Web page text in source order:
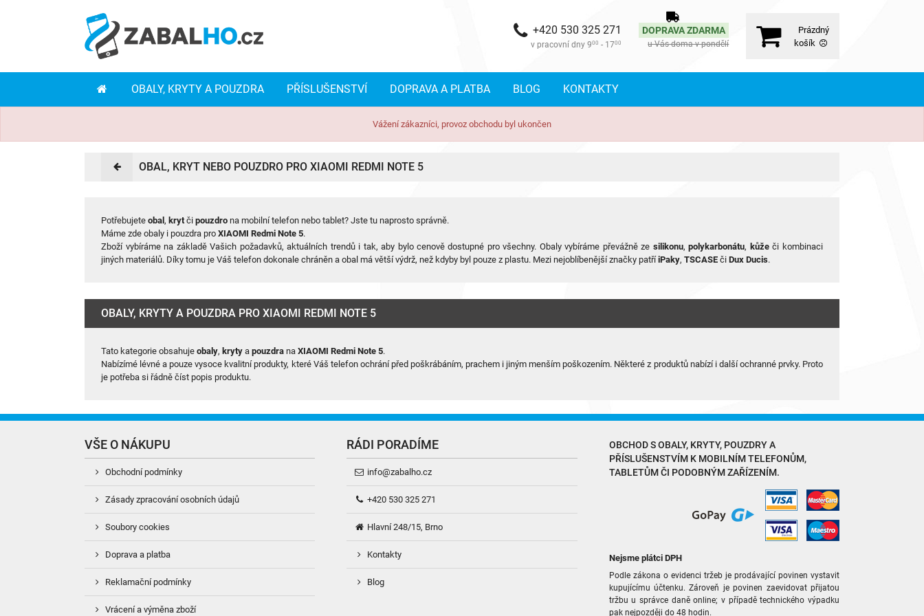
Prázdný
košík
DOPRAVA ZDARMA
u Vás doma v pondělí
+420 530 325 271
v pracovní dny 900 - 1700
OBALY, KRYTY A POUZDRA PŘÍSLUŠENSTVÍ DOPRAVA A PLATBA BLOG KONTAKTY
Vážení zákazníci, provoz obchodu byl ukončen
OBAL, KRYT NEBO POUZDRO PRO XIAOMI REDMI NOTE 5
Potřebujeteobal , kryt čipouzdro na mobilní telefon nebo tablet? Jste tu naprosto správně.
Máme zde obaly i pouzdra proXIAOMI Redmi Note 5.
Zboží vybíráme na základě Vašich požadavků, aktuálních trendů i tak, aby bylo cenově dostupné pro všechny. Obaly vybíráme převážně ze silikonu,polykarbonátu, kůžeči kombinaci
jiných materiálů. Díky tomu je Váš telefon dokonale chráněn a obal má větší výdrž, než kdyby byl pouze z plastu. Mezi nejoblíbenější značky patříiPaky,TSCASE čiDux Ducis.
OBALY, KRYTY A POUZDRA PRO XIAOMI REDMI NOTE 5
Tato kategorie obsahujeobaly, kryty apouzdra naXIAOMI Redmi Note 5.
Nabízímé lévné a pouze vysoce kvalitní produkty, které Váš telefon ochrání před poškrábáním, prachem i jiným menším poškozením. Některé z produktů nabízí i další ochranné prvky. Proto
je potřeba si řádně číst popis produktu.
VŠE O NÁKUPU
Obchodní podmínky
Zásady zpracování osobních údajů
Soubory cookies
Doprava a platba
Reklamační podmínky
Vrácení a výměna zboží
RÁDI PORADÍME
info@zabalho.cz
+420 530 325 271
Hlavní 248/15, Brno
Kontakty
Blog
OBCHOD SOBALY, KRYTY, POUZDRYA
PŘÍSLUŠENSTVÍMK MOBILNÍM TELEFONŮM,
TABLETŮM ČI PODOBNÝM ZAŘÍZENÍM.
Nejsme plátci DPH
Podle zákona o evidenci tržeb je prodávající povinen vystavit
kupujícímu účtenku. Zároveň je povinen zaevidovat přijatou
tržbu u správce daně online; v případě technického výpadku
pak nejpozději do 48 hodin.